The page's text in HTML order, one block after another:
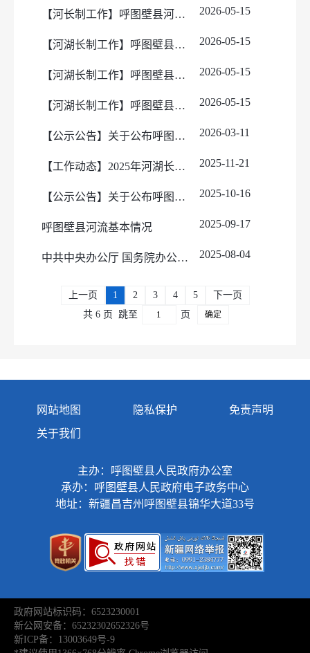
【河长制工作】呼图壁县河流基本情况 2026-05-15
【河湖长制工作】呼图壁县河湖长职责、管护目标、监督电话 2026-05-15
【河湖长制工作】呼图壁县山区河道”四个责任人“名单 2026-05-15
【河湖长制工作】呼图壁县、乡两级河长名录 2026-05-15
【公示公告】关于公布呼图壁县生态环境问题投诉和监督举报电话的公告 2026-03-11
【工作动态】2025年河湖长制工作落实情况 2025-11-21
【公示公告】关于公布呼图壁县河长名录的公告 2025-10-16
呼图壁县河流基本情况 2025-09-17
中共中央办公厅 国务院办公厅印发《地方党政领导干部生态环境保护责任制规定（试行）》 2025-08-04
上一页 1 2 3 4 5
下一页
共 6 页
跳至 页 确定
网站地图 隐私保护
免责声明
关于我们
主办：呼图壁县人民政府办公室
承办：呼图壁县人民政府电子政务中心
地址：新疆昌吉州呼图壁县锦华大道33号
政府网站标识码：6523230001
新公网安备：65232302652326号
新ICP备：13003649号-9